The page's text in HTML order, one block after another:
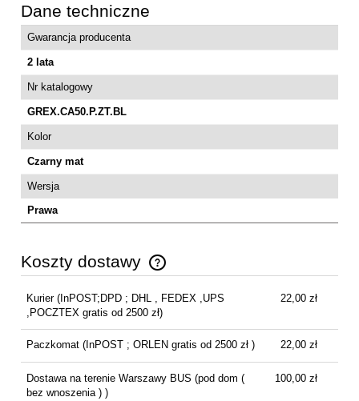
Dane techniczne
Gwarancja producenta
2 lata
Nr katalogowy
GREX.CA50.P.ZT.BL
Kolor
Czarny mat
Wersja
Prawa
Koszty dostawy
Cena nie zawiera ewentualnych kosztów płatności
Kurier (InPOST;DPD ; DHL , FEDEX ,UPS
,POCZTEX gratis od 2500 zł)
22,00 zł
Paczkomat (InPOST ; ORLEN gratis od 2500 zł ) 22,00 zł
Dostawa na terenie Warszawy BUS (pod dom (
bez wnoszenia ) )
100,00 zł